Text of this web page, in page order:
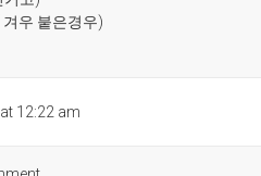
우 붙은경우)
12:22 am